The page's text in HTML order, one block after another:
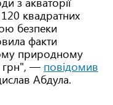
квадратних
безпеки
факти
природному
грн", — повідомив
Абдула.